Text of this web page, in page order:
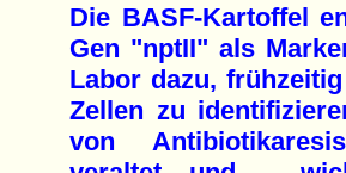
Die BASF-Kartoffel
Gen "nptII" als
Labor dazu,
Zellen zu
von